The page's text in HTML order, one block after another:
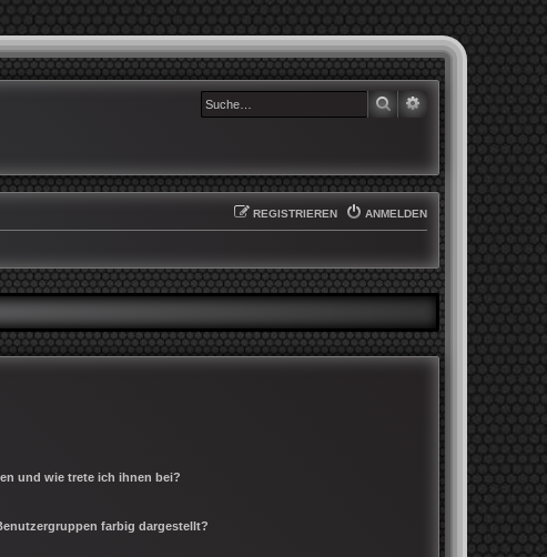
SUCHE
ANMELDEN
REGISTRIEREN
und wie trete ich ihnen bei?
farbig dargestellt?